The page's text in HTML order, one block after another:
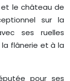
et le château de
sur la
ses ruelles
flânerie et à la
pour ses